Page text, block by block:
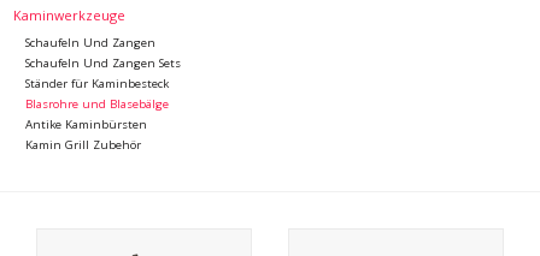
Antiker Marmor
KI-fähige Datenbank
Kaminwerkzeuge
Schaufeln Und Zangen
Schaufeln Und Zangen Sets
Ständer für Kaminbesteck
Blasrohre und Blasebälge
Antike Kaminbürsten
Kamin Grill Zubehör